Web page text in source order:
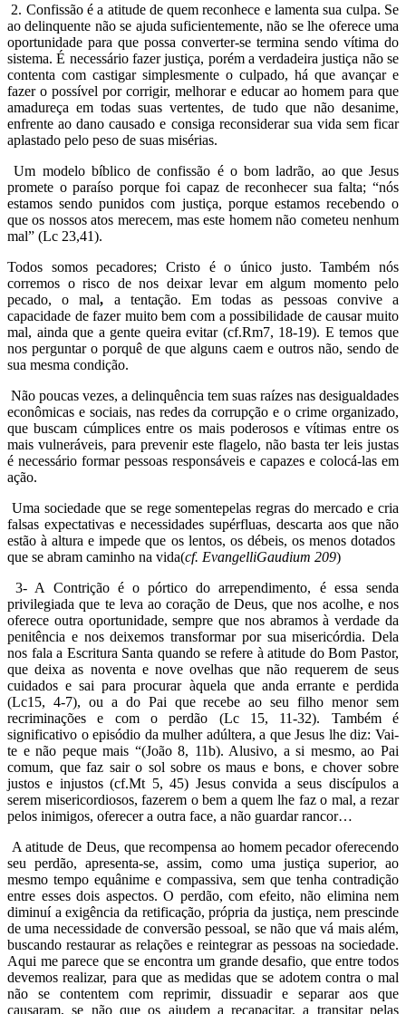
2. Confissão é a atitude de quem reconhece e lamenta sua culpa. Se
ao delinquente não se ajuda suficientemente, não se lhe oferece uma
oportunidade para que possa converter-se termina sendo vítima do
sistema. É necessário fazer justiça, porém a verdadeira justiça não se
contenta com castigar simplesmente o culpado, há que avançar e
fazer o possível por corrigir, melhorar e educar ao homem para que
amadureça em todas suas vertentes, de tudo que não desanime,
enfrente ao dano causado e consiga reconsiderar sua vida sem ficar
aplastado pelo peso de suas misérias.
Um modelo bíblico de confissão é o bom ladrão, ao que Jesus
promete o paraíso porque foi capaz de reconhecer sua falta; “nós
estamos sendo punidos com justiça, porque estamos recebendo o
que os nossos atos merecem, mas este homem não cometeu nenhum
mal” (Lc 23,41).
Todos somos pecadores; Cristo é o único justo. Também nós
corremos o risco de nos deixar levar em algum momento pelo
pecado, o mal, a tentação. Em todas as pessoas convive a
capacidade de fazer muito bem com a possibilidade de causar muito
mal, ainda que a gente queira evitar (cf.Rm7, 18-19). E temos que
nos perguntar o porquê de que alguns caem e outros não, sendo de
sua mesma condição.
Não poucas vezes, a delinquência tem suas raízes nas desigualdades
econômicas e sociais, nas redes da corrupção e o crime organizado,
que buscam cúmplices entre os mais poderosos e vítimas entre os
mais vulneráveis, para prevenir este flagelo, não basta ter leis justas
é necessário formar pessoas responsáveis e capazes e colocá-las em
ação.
Uma sociedade que se rege somentepelas regras do mercado e cria
falsas expectativas e necessidades supérfluas, descarta aos que não
estão à altura e impede que os lentos, os débeis, os menos dotados
que se abram caminho na vida(cf. EvangelliGaudium 209)
3- A Contrição é o pórtico do arrependimento, é essa senda
privilegiada que te leva ao coração de Deus, que nos acolhe, e nos
oferece outra oportunidade, sempre que nos abramos à verdade da
penitência e nos deixemos transformar por sua misericórdia. Dela
nos fala a Escritura Santa quando se refere à atitude do Bom Pastor,
que deixa as noventa e nove ovelhas que não requerem de seus
cuidados e sai para procurar àquela que anda errante e perdida
(Lc15, 4-7), ou a do Pai que recebe ao seu filho menor sem
recriminações e com o perdão (Lc 15, 11-32). Também é
significativo o episódio da mulher adúltera, a que Jesus lhe diz: Vai-
te e não peque mais “(João 8, 11b). Alusivo, a si mesmo, ao Pai
comum, que faz sair o sol sobre os maus e bons, e chover sobre
justos e injustos (cf.Mt 5, 45) Jesus convida a seus discípulos a
serem misericordiosos, fazerem o bem a quem lhe faz o mal, a rezar
pelos inimigos, oferecer a outra face, a não guardar rancor…
A atitude de Deus, que recompensa ao homem pecador oferecendo
seu perdão, apresenta-se, assim, como uma justiça superior, ao
mesmo tempo equânime e compassiva, sem que tenha contradição
entre esses dois aspectos. O perdão, com efeito, não elimina nem
diminuí a exigência da retificação, própria da justiça, nem prescinde
de uma necessidade de conversão pessoal, se não que vá mais além,
buscando restaurar as relações e reintegrar as pessoas na sociedade.
Aqui me parece que se encontra um grande desafio, que entre todos
devemos realizar, para que as medidas que se adotem contra o mal
não se contentem com reprimir, dissuadir e separar aos que
causaram, se não que os ajudem a recapacitar, a transitar pelas